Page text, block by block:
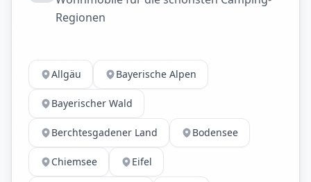
Regionen
Allgäu Bayerische Alpen
Bayerischer Wald
Berchtesgadener Land Bodensee
Chiemsee Eifel